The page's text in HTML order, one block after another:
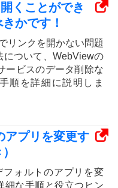
くことができ
かです！
リンクを開かない問題
について、WebViewの
ービスのデータ削除な
順を詳細に説明しま
プリを変更す
フォルトのアプリを変
細な手順と役立つヒン